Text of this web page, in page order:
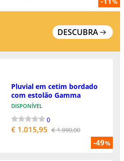
%
DESCUBRA
-49%
Pluvial em cetim bordado
com estolão Gamma
DISPONÍVEL
0
€ 1.015,95 € 1.990,00